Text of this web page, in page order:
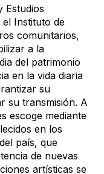
Estudios
Instituto de
comunitarios,
a la
del patrimonio
en la vida diaria
su
su transmisión. A
escoge mediante
en los
país, que
de nuevas
artísticas se